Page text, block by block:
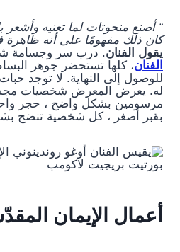
“ أصنع منحوتات لما تعنيه وأشعر
كان ذلك مفهومًا على أنه ظاهرة
يقول الفنان. درب سر
الفنان، كلها تستحضر جوهر
للوصول إلى النهاية. لا توجد
له. يعرض المعرض شخصيات
مرسومين بشكل واضح ، حجر
بقبر أصغر ، كل شخصية تنضح
بورتيت بريجيت لاكومب
أعمال الإيمان